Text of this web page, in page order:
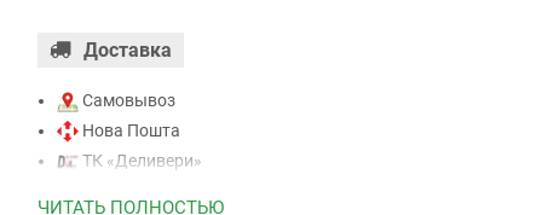
Доставка
Самовывоз
Нова Пошта
ТК «Деливери»
ЧИТАТЬ ПОЛНОСТЬЮ